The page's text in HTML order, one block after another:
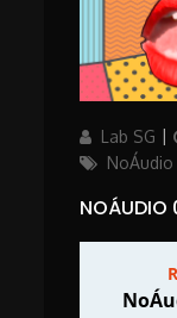
AuthorLab SG
NoÁudio
NOÁUDIO